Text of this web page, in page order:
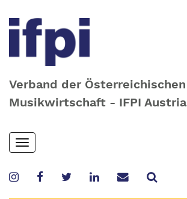
Verband der Österreichischen
Musikwirtschaft - IFPI Austria
Skip
to
content
Toggle
navigation